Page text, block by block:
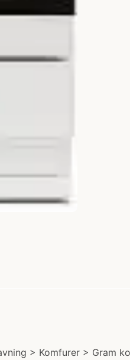
> Komfurer > Gram